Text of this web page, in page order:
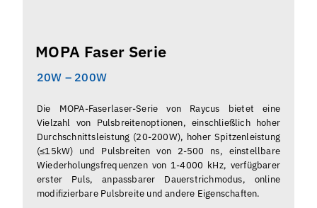
MOPA Faser Serie
20W – 200W
Die MOPA-Faserlaser-Serie von Raycus bietet eine
Vielzahl von Pulsbreitenoptionen, einschließlich hoher
Durchschnittsleistung (20-200W), hoher Spitzenleistung
(≤15kW) und Pulsbreiten von 2-500 ns, einstellbare
Wiederholungsfrequenzen von 1-4000 kHz, verfügbarer
erster Puls, anpassbarer Dauerstrichmodus, online
modifizierbare Pulsbreite und andere Eigenschaften.